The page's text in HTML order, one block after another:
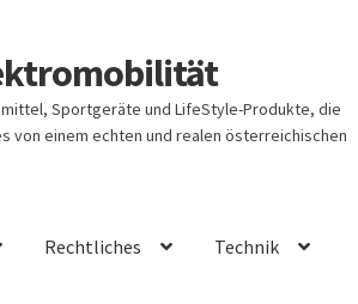
Sportgeräte und LifeStyle-Produkte, die
von einem echten und realen österreichischen
Rechtliches Technik